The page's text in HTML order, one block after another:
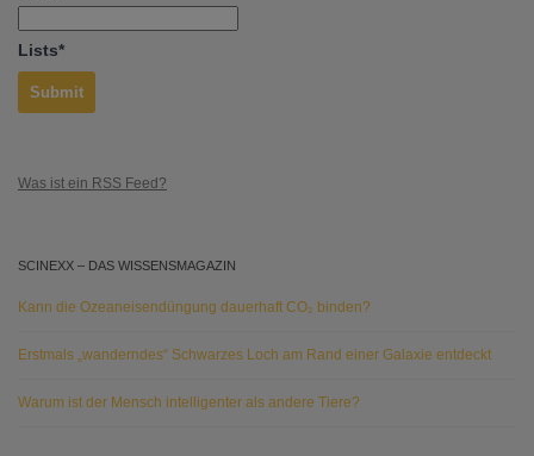
Lists*
Was ist ein RSS Feed?
SCINEXX – DAS WISSENSMAGAZIN
Kann die Ozeaneisendüngung dauerhaft CO₂ binden?
Erstmals „wanderndes“ Schwarzes Loch am Rand einer Galaxie entdeckt
Warum ist der Mensch intelligenter als andere Tiere?